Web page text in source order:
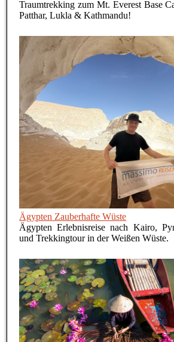
Traumtrekking zum Mt. Everest Base
Patthar, Lukla & Kathmandu!
Ägypten Zauberhafte Wüste
Ägypten Erlebnisreise nach Kairo,
und Trekkingtour in der Weißen Wüste.